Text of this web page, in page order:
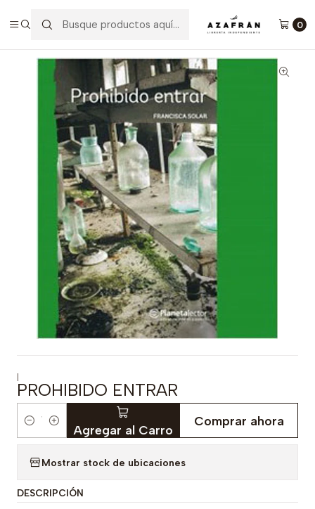
0
Prohibido Entrar
|
PROHIBIDO ENTRAR
Cantidad Agregar al Carro
Comprar ahora
Mostrar stock de ubicaciones
DESCRIPCIÓN